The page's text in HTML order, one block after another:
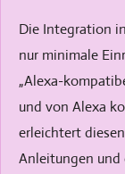
Die Integration
nur minimale
„Alexa-
und von Alexa
erleichtert
Anleitungen und